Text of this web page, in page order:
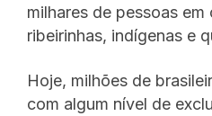
milhares de pessoas em
ribeirinhas, indígenas e
Hoje, milhões de
com algum nível de